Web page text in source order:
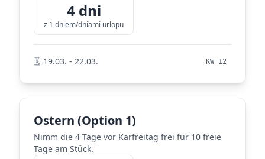
4 dni
z 1 dniem/dniami urlopu
🗓️ 19.03. - 22.03. KW 12
Ostern (Option 1)
Nimm die 4 Tage vor Karfreitag frei für 10 freie
Tage am Stück.